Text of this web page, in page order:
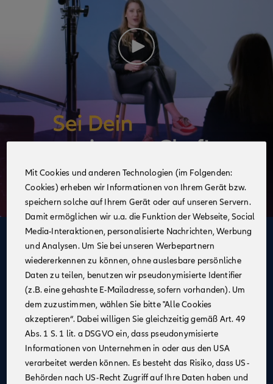
Deine Vorteile
im Vertrieb der Allianz
Allianz alsstarker Partnerundstarke Marke
Businesspläne mitErfolgsgarantie
Unterstützung bei derUnternehmensgründung
Bestehender Kundenstamm
Qualifizierte Weiterbildung
Mit Cookies und anderen Technologien (im Folgenden:
Cookies) erheben wir Informationen von Ihrem Gerät bzw.
speichern solche auf Ihrem Gerät oder auf unseren Servern.
Damit ermöglichen wir u.a. die Funktion der Webseite, Social
Media-Interaktionen, personalisierte Nachrichten, Werbung
und Analysen. Um Sie bei unseren Werbepartnern
wiedererkennen zu können, ohne auslesbare persönliche
Daten zu teilen, benutzen wir pseudonymisierte Identifier
(z.B. eine gehashte E-Mailadresse, sofern vorhanden). Um
dem zuzustimmen, wählen Sie bitte "Alle Cookies
akzeptieren“. Dabei willigen Sie gleichzeitig gemäß Art. 49
Abs. 1 S. 1 lit. a DSGVO ein, dass pseudonymisierte
Informationen von Unternehmen in oder aus den USA
verarbeitet werden können. Es besteht das Risiko, dass US-
Behörden nach US-Recht Zugriff auf Ihre Daten haben und